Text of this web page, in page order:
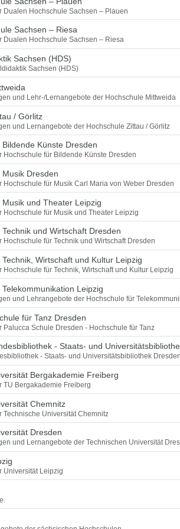
Dualen Hochschule Sachsen – Plauen
Sachsen – Riesa
Dualen Hochschule Sachsen – Riesa
Sachsen (HDS)
Sachsen (HDS)
und Lehr-/Lernangebote der Hochschule Mittweida
/ Görlitz
und Lernangebote der Hochschule Zittau / Görlitz
Bildende Künste Dresden
Hochschule für Bildende Künste Dresden
Musik Dresden
Hochschule für Musik Carl Maria von Weber Dresden
Musik und Theater Leipzig
Hochschule für Musik und Theater Leipzig
Technik und Wirtschaft Dresden
Hochschule für Technik und Wirtschaft Dresden
Technik, Wirtschaft und Kultur Leipzig
Hochschule für Technik, Wirtschaft und Kultur Leipzig
Leipzig
und Lehrangebote der Hochschule für
für Tanz Dresden
Palucca Schule Dresden - Hochschule für Tanz
- Staats- und
- Staats- und Universitätsbibliothek
Bergakademie Freiberg
TU Bergakademie Freiberg
Chemnitz
Technische Universität Chemnitz
Dresden
und Lernangebote der Technischen Universität
Universität Leipzig